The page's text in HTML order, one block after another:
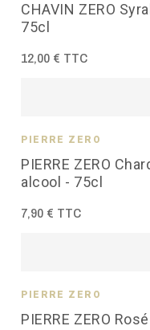
CHAVIN ZERO
75cl
12,00 € TTC
PIERRE ZERO
alcool - 75cl
PIERRE ZÉRO
7,90 € TTC
PIERRE ZERO
PIERRE ZÉRO